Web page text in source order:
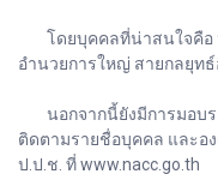
โดยบุคคลที่น่าสนใจคือ
อำนวยการใหญ่ สายกลยุท
นอกจากนี้ยังมีการมอบร
ติดตามรายชื่อบุคคล และอ
ป.ป.ช. ที่ www.nacc.go.th